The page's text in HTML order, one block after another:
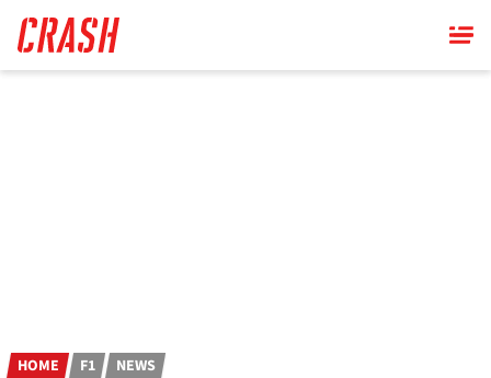
main
content
HOME F1 NEWS